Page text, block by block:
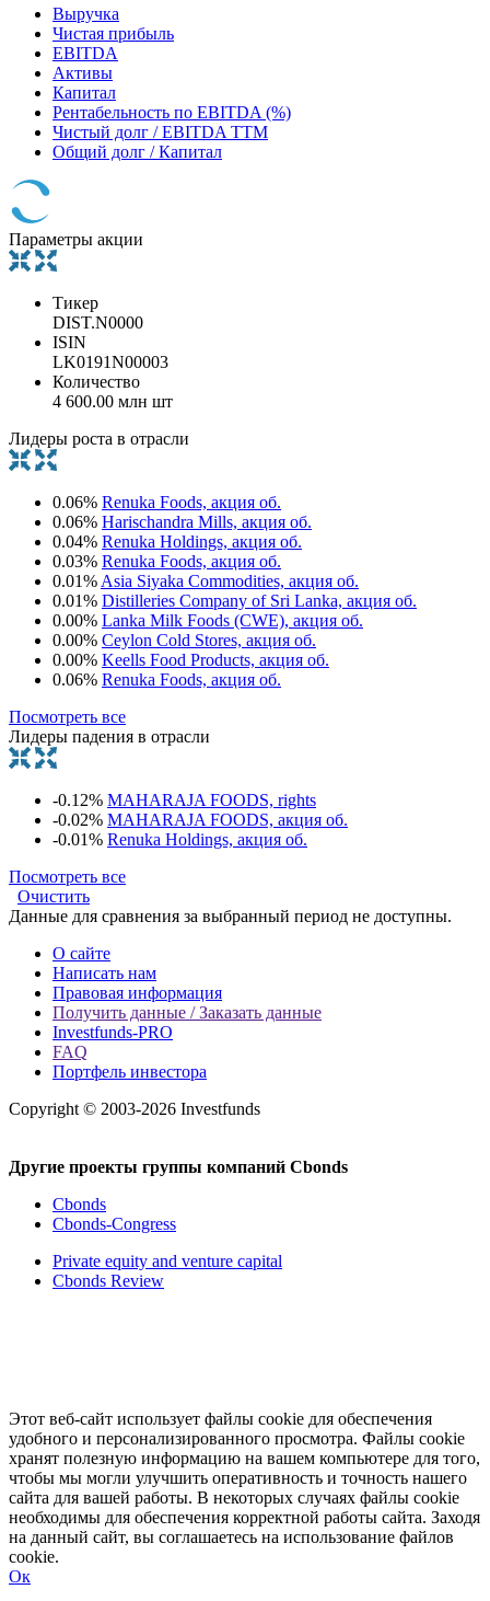
Выручка
Чистая прибыль
EBITDA
Активы
Капитал
Рентабельность по EBITDA (%)
Чистый долг / EBITDA TTM
Общий долг / Капитал
Параметры акции
Тикер
DIST.N0000
ISIN
LK0191N00003
Количество
4 600.00 млн шт
Лидеры роста в отрасли
0.06% Renuka Foods, акция об.
0.06% Harischandra Mills, акция об.
0.04% Renuka Holdings, акция об.
0.03% Renuka Foods, акция об.
0.01% Asia Siyaka Commodities, акция об.
0.01% Distilleries Company of Sri Lanka, акция об.
0.00% Lanka Milk Foods (CWE), акция об.
0.00% Ceylon Cold Stores, акция об.
0.00% Keells Food Products, акция об.
0.06% Renuka Foods, акция об.
Посмотреть все
Лидеры падения в отрасли
-0.12% MAHARAJA FOODS, rights
-0.02% MAHARAJA FOODS, акция об.
-0.01% Renuka Holdings, акция об.
Посмотреть все
Очистить
Данные для сравнения за выбранный период не доступны.
О сайте
Написать нам
Правовая информация
Получить данные / Заказать данные
Investfunds-PRO
FAQ
Портфель инвестора
Copyright © 2003-2026 Investfunds
Другие проекты группы компаний Cbonds
Cbonds
Cbonds-Congress
Private equity and venture capital
Cbonds Review
Этот веб-сайт использует файлы cookie для обеспечения
удобного и персонализированного просмотра. Файлы cookie
хранят полезную информацию на вашем компьютере для того,
чтобы мы могли улучшить оперативность и точность нашего
сайта для вашей работы. В некоторых случаях файлы cookie
необходимы для обеспечения корректной работы сайта. Заходя
на данный сайт, вы соглашаетесь на использование файлов
cookie.
Ок